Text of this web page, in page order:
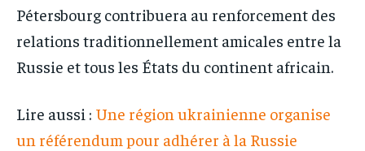
Pétersbourg contribuera au renforcement des
relations traditionnellement amicales entre la
Russie et tous les États du continent africain.
Lire aussi : Une région ukrainienne organise
un référendum pour adhérer à la Russie